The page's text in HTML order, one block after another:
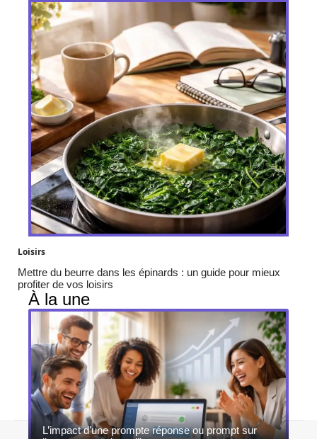
Loisirs
Mettre du beurre dans les épinards : un guide pour mieux
profiter de vos loisirs
À la une
L’impact d’une prompte réponse ou prompt sur